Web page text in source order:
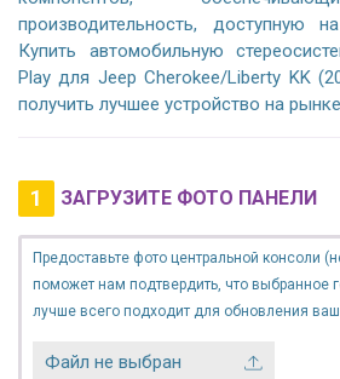
производительность, доступную
Купить автомобильную
Play для Jeep Cherokee/Liberty KK
получить лучшее устройство на
1 ЗАГРУЗИТЕ ФОТО ПАНЕЛИ
Предоставьте фото центральной консоли
поможет нам подтвердить, что выбранное
лучше всего подходит для обновления
Файл не выбран